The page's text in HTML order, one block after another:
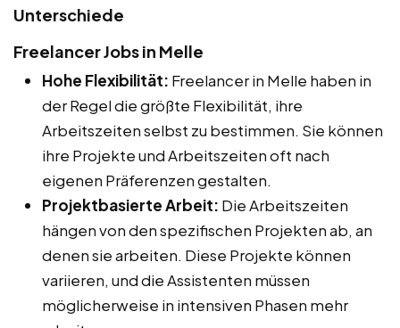
Unterschiede
Freelancer Jobs in Melle
Hohe Flexibilität: Freelancer in Melle haben in
der Regel die größte Flexibilität, ihre
Arbeitszeiten selbst zu bestimmen. Sie können
ihre Projekte und Arbeitszeiten oft nach
eigenen Präferenzen gestalten.
Projektbasierte Arbeit: Die Arbeitszeiten
hängen von den spezifischen Projekten ab, an
denen sie arbeiten. Diese Projekte können
variieren, und die Assistenten müssen
möglicherweise in intensiven Phasen mehr